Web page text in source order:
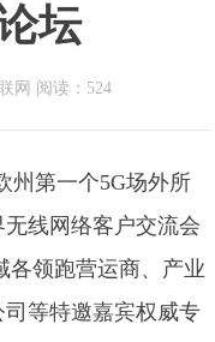
坛
网 阅读：524
州第一个5G场外所
线网络客户交流会
各领跑营运商、产业
等特邀嘉宾权威专